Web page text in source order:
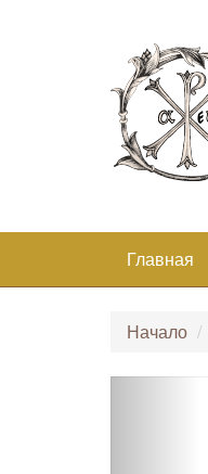
Главная
Начало